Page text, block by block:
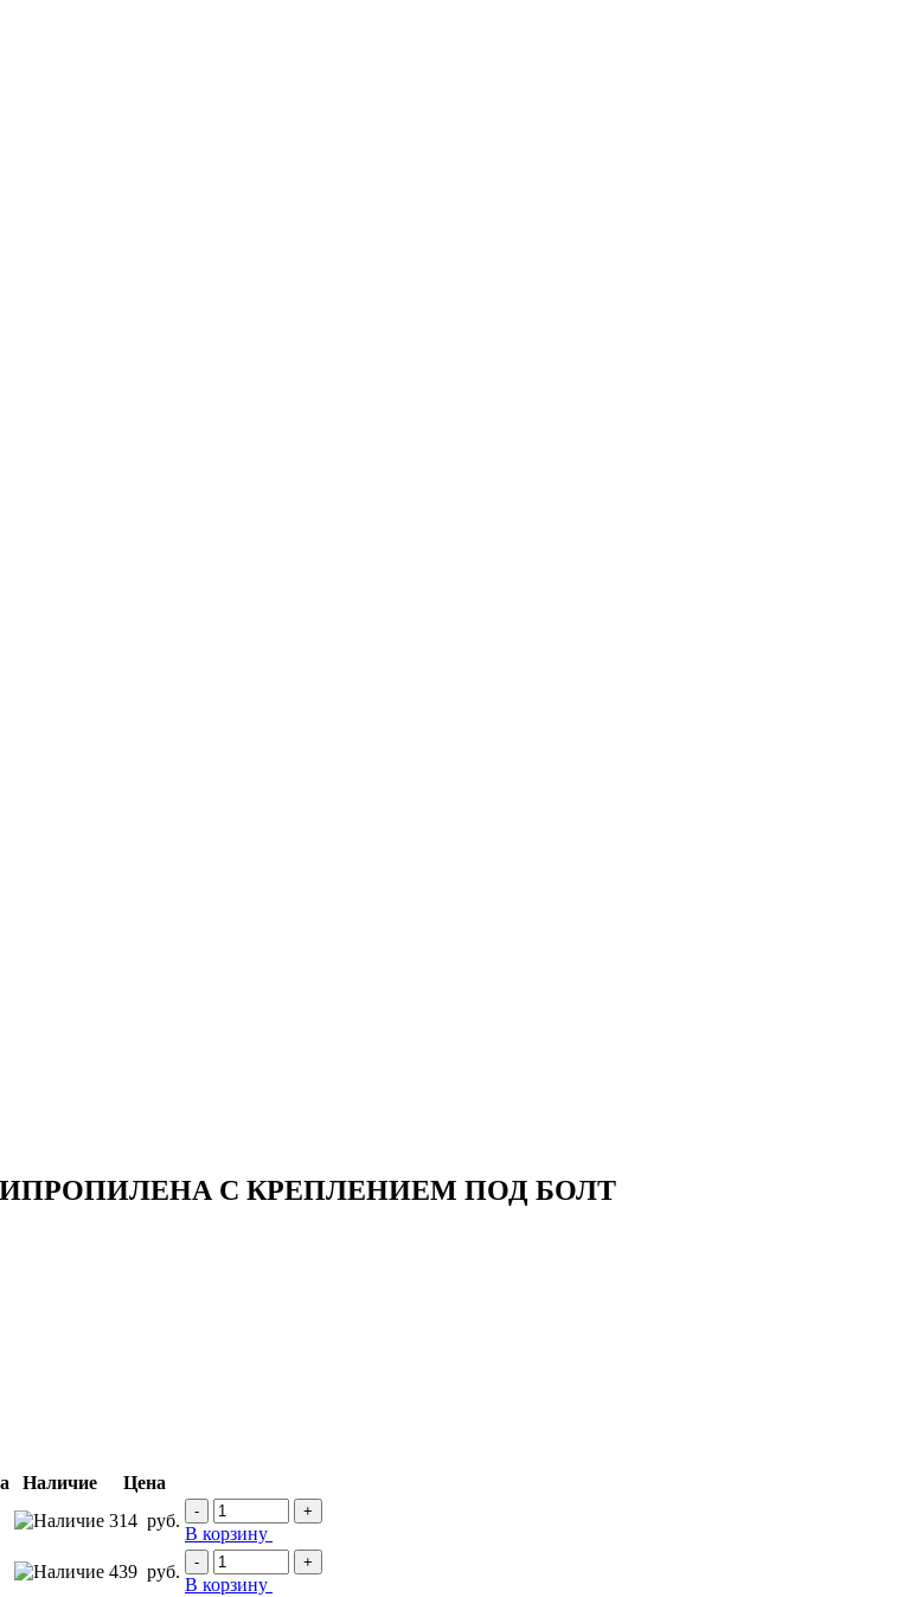
С КРЕПЛЕНИЕМ ПОД БОЛТ
Наличие
Цена
314 руб. - +
В корзину
439 руб. - +
В корзину